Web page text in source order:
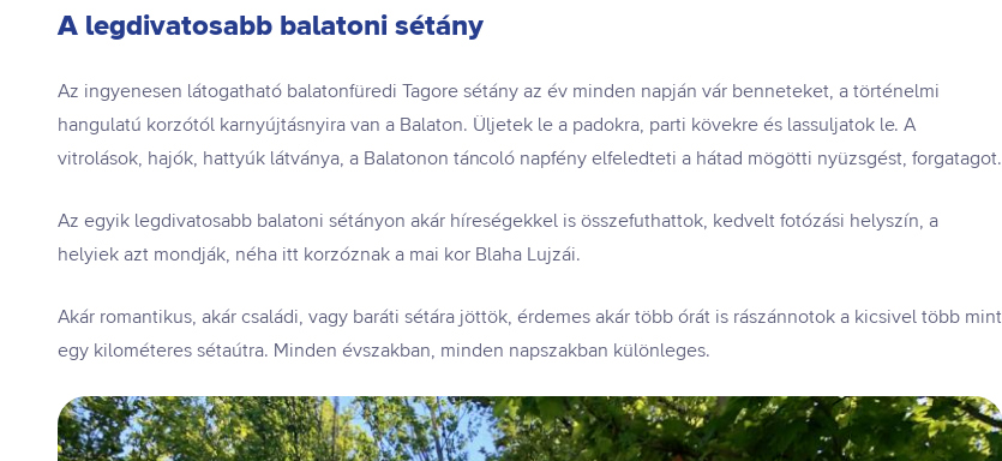
A legdivatosabb balatoni sétány
Az ingyenesen látogatható balatonfüredi Tagore sétány az év minden napján vár benneteket, a történelmi
hangulatú korzótól karnyújtásnyira van a Balaton. Üljetek le a padokra, parti kövekre és lassuljatok le. A
vitrolások, hajók, hattyúk látványa, a Balatonon táncoló napfény elfeledteti a hátad mögötti nyüzsgést, forgatagot.
Az egyik legdivatosabb balatoni sétányon akár híreségekkel is összefuthattok, kedvelt fotózási helyszín, a
helyiek azt mondják, néha itt korzóznak a mai kor Blaha Lujzái.
Akár romantikus, akár családi, vagy baráti sétára jöttök, érdemes akár több órát is rászánnotok a kicsivel több mint
egy kilométeres sétaútra. Minden évszakban, minden napszakban különleges.